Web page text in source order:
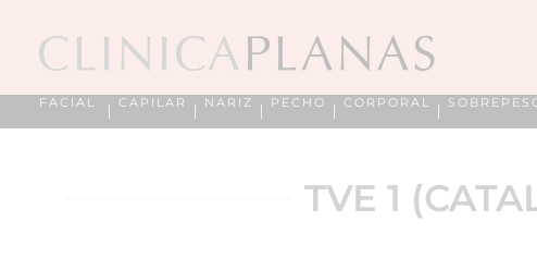
FACIAL CAPILAR NARIZ PECHO CORPORAL
TVE 1